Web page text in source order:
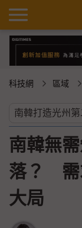
科技網 區域
南韓無
落？ 需
大局